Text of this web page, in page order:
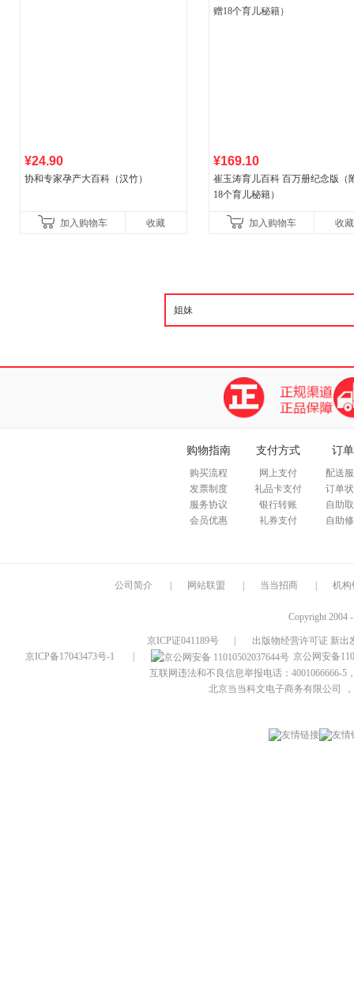
¥24.90
协和专家孕产大百科（汉竹）
加入购物车 收藏
¥169.10
崔玉涛育儿百科 百万册纪念版（
18个育儿秘籍）
加入购物车 收藏
购物指南
购买流程
发票制度
服务协议
会员优惠
支付方式
网上支付
礼品卡支付
银行转账
礼券支付
订
配送
订单
自助
自助
公司简介 网站联盟 当当招商 机构
Copyright 2004
京ICP证041189号
出版物经营许可证 新出
京ICP备17043473号-1
京公网安备
互联网违法和不良信息举报电话：4001066666-5
北京当当科文电子商务有限公司